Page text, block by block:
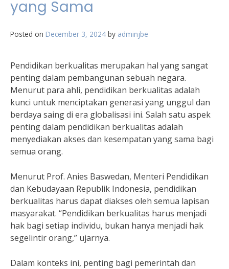
yang Sama
Posted on December 3, 2024 by adminjbe
Pendidikan berkualitas merupakan hal yang sangat
penting dalam pembangunan sebuah negara.
Menurut para ahli, pendidikan berkualitas adalah
kunci untuk menciptakan generasi yang unggul dan
berdaya saing di era globalisasi ini. Salah satu aspek
penting dalam pendidikan berkualitas adalah
menyediakan akses dan kesempatan yang sama bagi
semua orang.
Menurut Prof. Anies Baswedan, Menteri Pendidikan
dan Kebudayaan Republik Indonesia, pendidikan
berkualitas harus dapat diakses oleh semua lapisan
masyarakat. “Pendidikan berkualitas harus menjadi
hak bagi setiap individu, bukan hanya menjadi hak
segelintir orang,” ujarnya.
Dalam konteks ini, penting bagi pemerintah dan